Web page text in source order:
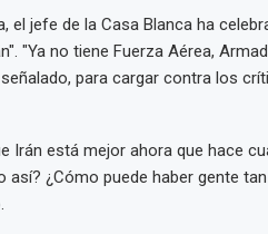
jefe de la Casa Blanca ha
"Ya no tiene Fuerza Aérea,
para cargar contra los
Irán está mejor ahora que hace
¿Cómo puede haber gente